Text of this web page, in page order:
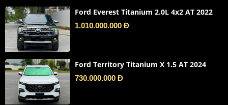
Ford Everest Titanium 2.0L 4x2 AT 2022
1.010.000.000 Đ
Ford Territory Titanium X 1.5 AT 2024
730.000.000 Đ